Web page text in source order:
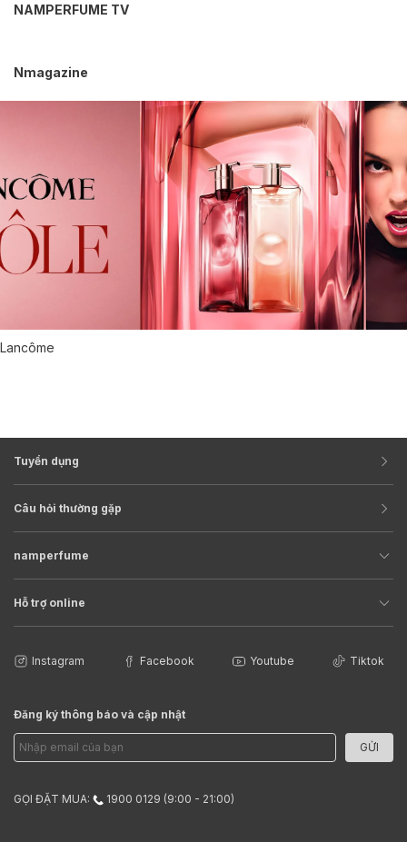
NAMPERFUME TV
Nmagazine
Lancôme
Tuyển dụng
Câu hỏi thường gặp
namperfume
Hỗ trợ online
Instagram Facebook Youtube Tiktok
Đăng ký thông báo và cập nhật
GỬI
GỌI ĐẶT MUA: 1900 0129 (9:00 - 21:00)